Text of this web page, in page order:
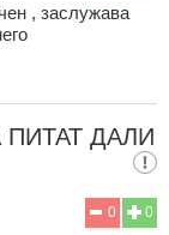
, заслужава
ДАЛИ
0
0